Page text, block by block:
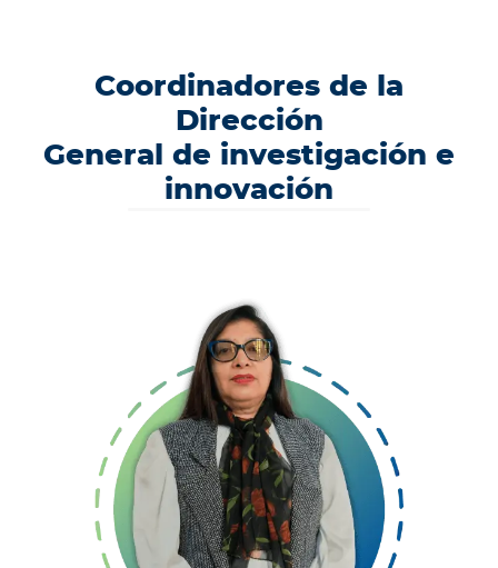
Coordinadores de la
Dirección
General de investigación e
innovación